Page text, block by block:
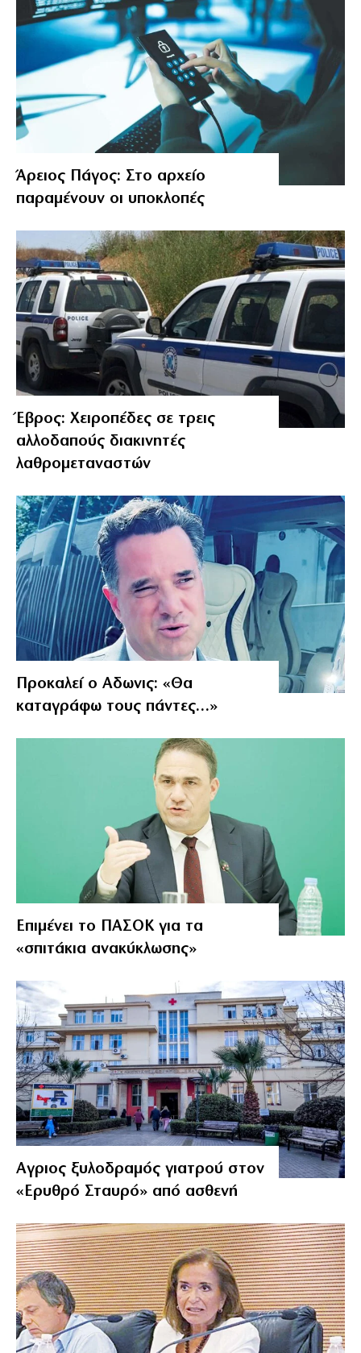
Άρειος Πάγος: Στο αρχείο
παραμένουν οι υποκλοπές
Έβρος: Χειροπέδες σε τρεις
αλλοδαπούς διακινητές
λαθρομεταναστών
Προκαλεί ο Αδωνις: «Θα
καταγράφω τους πάντες…»
Επιμένει το ΠΑΣΟΚ για τα
«σπιτάκια ανακύκλωσης»
Αγριος ξυλοδραμός γιατρού στον
«Ερυθρό Σταυρό» από ασθενή